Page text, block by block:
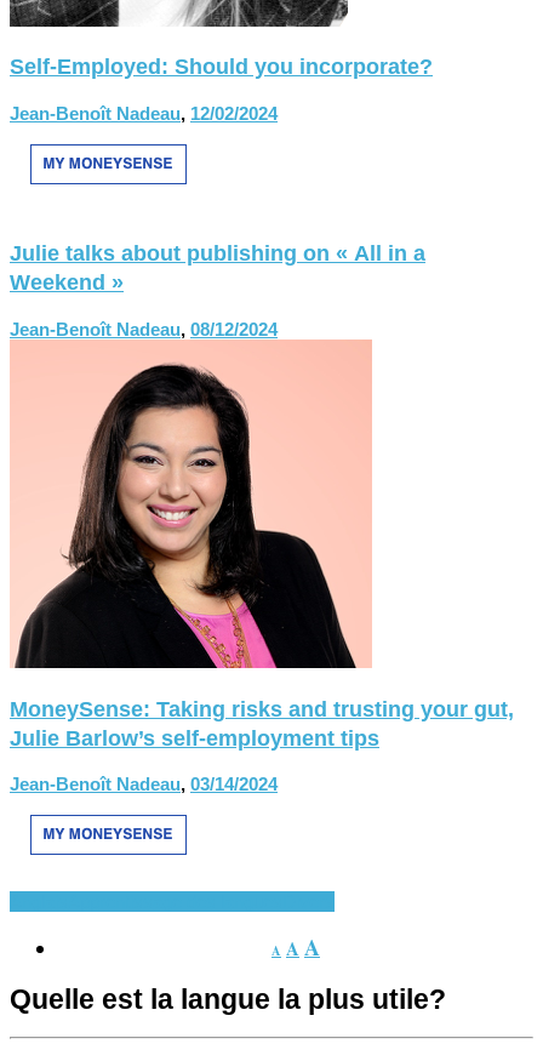
Self-Employed: Should you incorporate?
Jean-Benoît Nadeau, 12/02/2024
Julie talks about publishing on « All in a
Weekend »
Jean-Benoît Nadeau, 08/12/2024
MoneySense: Taking risks and trusting your gut,
Julie Barlow’s self-employment tips
Jean-Benoît Nadeau, 03/14/2024
A AA
Quelle est la langue la plus utile?